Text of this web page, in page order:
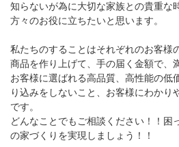
知らないが為に大切な家族との貴重な
方々のお役に立ちたいと思います。
私たちのすることはそれぞれのお客様
商品を作り上げて、手の届く金額で、
お客様に選ばれる高品質、高性能の低
り込みをしないこと、お客様にわかり
です。
どんなことでもご相談ください！！困
の家づくりを実現しましょう！！